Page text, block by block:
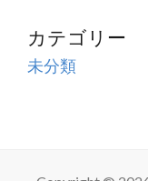
カテゴリー
未分類